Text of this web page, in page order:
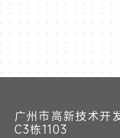
广州市高新技术开
C3栋1103